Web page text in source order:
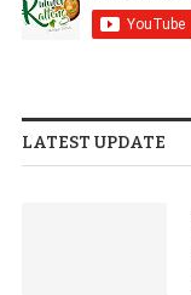
LATEST UPDATE